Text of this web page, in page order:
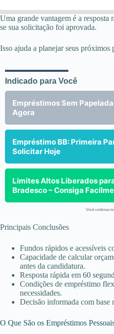
Uma grande vantagem é a resposta
se sua solicitação foi aprovada.
Isso ajuda a planejar seus próximos
Indicado para Você
Empréstimos Sem
Agora
Empréstimo BB: Primeira
Solicitar Hoje
Limites Altos Liberados
Bradesco – Consiga
Você continua
Principais Conclusões
Fundos rápidos e acessíveis
Capacidade de calcular
antes da candidatura.
Resposta rápida em 60
Condições de empréstimo
necessidades.
Decisão informada com base
O Que São os Empréstimos